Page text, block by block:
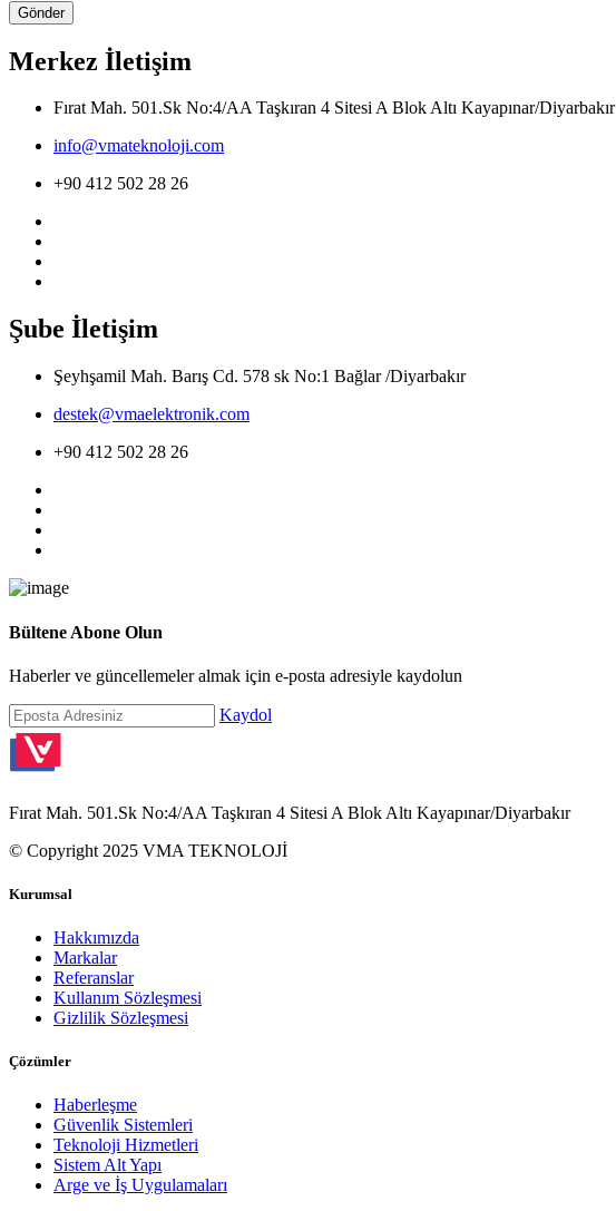
Merkez İletişim
Fırat Mah. 501.Sk No:4/AA Taşkıran 4 Sitesi A Blok Altı Kayapınar/Diyarbakır
info@vmateknoloji.com
+90 412 502 28 26
Şube İletişim
Şeyhşamil Mah. Barış Cd. 578 sk No:1 Bağlar /Diyarbakır
destek@vmaelektronik.com
+90 412 502 28 26
Bültene Abone Olun
Haberler ve güncellemeler almak için e-posta adresiyle kaydolun
Kaydol
Fırat Mah. 501.Sk No:4/AA Taşkıran 4 Sitesi A Blok Altı Kayapınar/Diyarbakır
© Copyright 2025 VMA TEKNOLOJİ
Kurumsal
Hakkımızda
Markalar
Referanslar
Kullanım Sözleşmesi
Gizlilik Sözleşmesi
Çözümler
Haberleşme
Güvenlik Sistemleri
Teknoloji Hizmetleri
Sistem Alt Yapı
Arge ve İş Uygulamaları